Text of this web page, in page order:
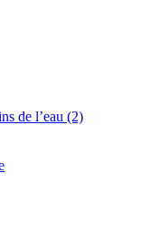
de l’eau (2)